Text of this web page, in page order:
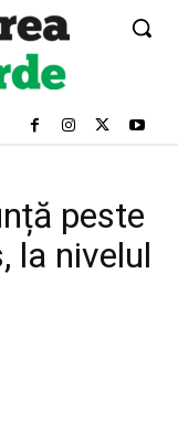
peste
la nivelul